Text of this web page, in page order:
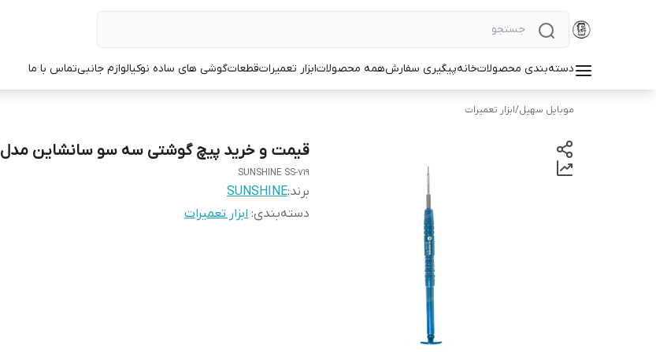
دسته‌بندی محصولاتخانهپیگیری سفارشهمه محصولاتابزار تعمیراتقطعاتگوشی های ساده نوکیالوازم جانبیتماس با ما
موبایل سهیل/ابزار تعمیرات
قیمت و خرید پیچ گوشتی سه سو سانشاین مدل SS-719
SUNSHINE SS-719
برند:SUNSHINE
دسته‌بندی: ابزار تعمیرات